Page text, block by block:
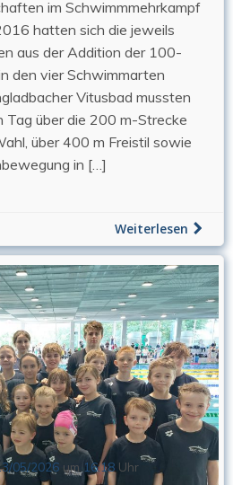
im Schwimmmehrkampf
hatten sich die jeweils
aus der Addition der 100-
den vier Schwimmarten
Vitusbad mussten
Tag über die 200 m-Strecke
über 400 m Freistil sowie
in […]
Weiterlesen
05/2026 um 16:18 Uhr